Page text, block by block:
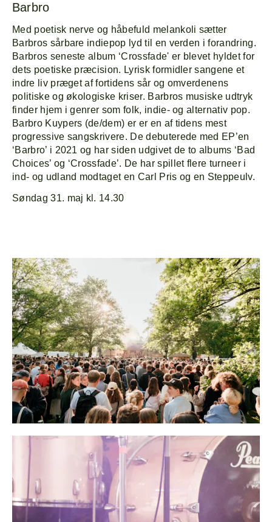
Forside
Program
Line-up
Om
Barbro
Med poetisk nerve og håbefuld melankoli sætter
Barbros sårbare indiepop lyd til en verden i forandring.
Barbros seneste album ‘Crossfade' er blevet hyldet for
dets poetiske præcision. Lyrisk formidler sangene et
indre liv præget af fortidens sår og omverdenens
politiske og økologiske kriser. Barbros musiske udtryk
finder hjem i genrer som folk, indie- og alternativ pop.
Barbro Kuypers (de/dem) er er en af tidens mest
progressive sangskrivere. De debuterede med EP’en
‘Barbro’ i 2021 og har siden udgivet de to albums ‘Bad
Choices’ og ‘Crossfade’. De har spillet flere turneer i
ind- og udland modtaget en Carl Pris og en Steppeulv.
Søndag 31. maj kl. 14.30